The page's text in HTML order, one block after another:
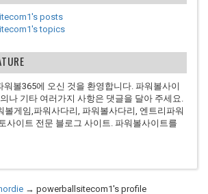
posts
topics
볼365에 오신 것을 환영합니다. 파워볼사이
나 기타 여러가지 사항은 댓글을 달아 주세요.
볼게임,파워사다리, 파워볼사다리, 엔트리파워
사이트 전문 블로그 사이트. 파워볼사이트를
→ powerballsitecom1's profile